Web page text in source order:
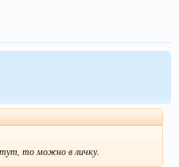
образцы крови австралийских
что у одной группы щенков
5-9 недель. У них же эпи-
НЕ наблюдались. У других
года. Тесты показали, что
1 года- однозначно
есть генетический дефект был
Причем, из разведения Х. Лохи
собак-носителей
находится банк ДНК, который
то можно в личку.